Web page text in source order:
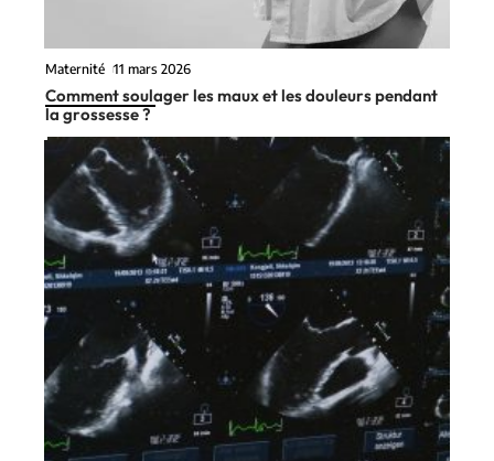
Maternité 11 mars 2026
Comment soulager les maux et les douleurs pendant
la grossesse ?